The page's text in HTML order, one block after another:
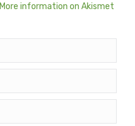
More information on Akismet